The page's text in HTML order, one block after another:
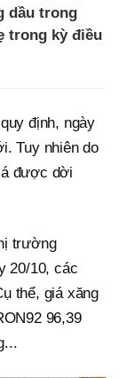
dầu trong
trong kỳ điều
định, ngày
Tuy nhiên do
được dời
trường
20/10, các
thể, giá xăng
96,39